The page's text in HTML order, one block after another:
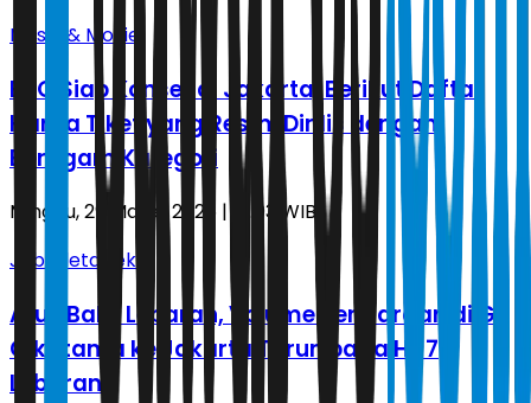
Music & Movie
EXO Siap Konser di Jakarta, Berikut Daftar
Harga Tiket yang Resmi Dirilis dengan
Beragam Kategori
Minggu, 29 Maret 2026 | 16.03 WIB
Jabodetabek
Arus Balik Lebaran, Volume Kendaraan di GT
Cikatama ke Jakarta Turun pada H+7
Lebaran